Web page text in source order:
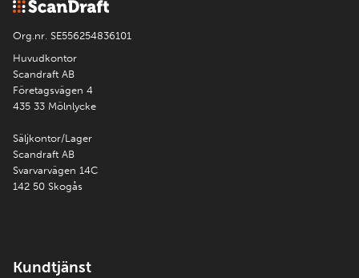
Org.nr. SE556254836101
Huvudkontor
Scandraft AB
Företagsvägen 4
435 33 Mölnlycke
Säljkontor/Lager
Scandraft AB
Svarvarvägen 14C
142 50 Skogås
Kundtjänst